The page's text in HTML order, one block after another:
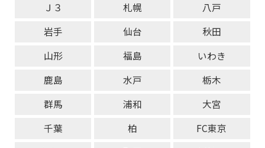
Ｊ３
札幌
八戸
岩手
仙台
秋田
山形
福島
いわき
鹿島
水戸
栃木
群馬
浦和
大宮
千葉
柏
FC東京